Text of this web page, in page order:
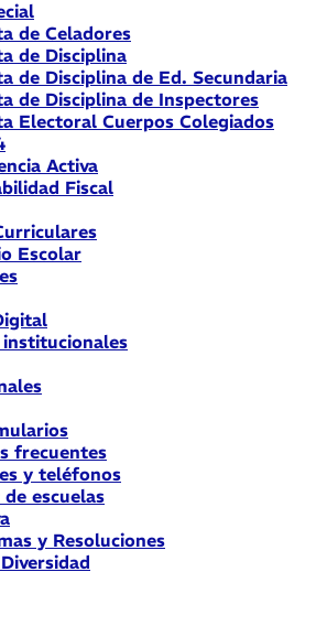
de Celadores
de Disciplina
de Disciplina de Ed. Secundaria
de Disciplina de Inspectores
Electoral Cuerpos Colegiados
Activa
Fiscal
Escolar
institucionales
frecuentes
y teléfonos
escuelas
y Resoluciones